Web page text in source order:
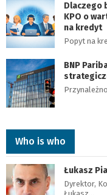
Dlaczego
KPO o
na kredyt
Popyt na
BNP
Who is who
Łukasz
Dyrektor,